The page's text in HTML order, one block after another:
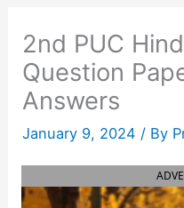
2nd PUC
Question
Answers
January 9, 2024 / By